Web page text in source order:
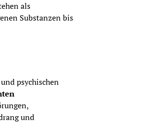
als
Substanzen bis
psychischen
und